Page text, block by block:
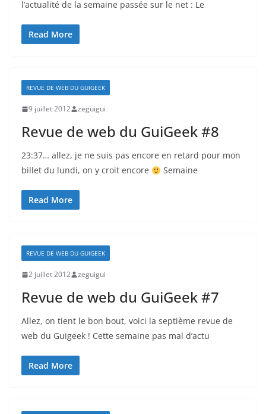
l’actualité de la semaine passée sur le net : Le
Read More
REVUE DE WEB DU GUIGEEK
9 juillet 2012 zeguigui
Revue de web du GuiGeek #8
23:37… allez, je ne suis pas encore en retard pour mon
billet du lundi, on y croit encore
Semaine
Read More
REVUE DE WEB DU GUIGEEK
2 juillet 2012 zeguigui
Revue de web du GuiGeek #7
Allez, on tient le bon bout, voici la septième revue de
web du Guigeek ! Cette semaine pas mal d’actu
Read More